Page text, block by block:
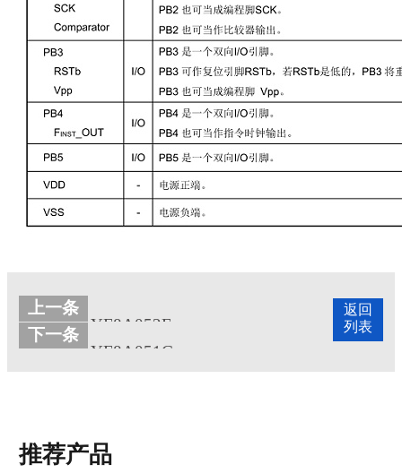
中断：WDT 中断。PB
入状态改变中断。外部
断输入。
返回
列表
上一条
YF8A052E
下一条
YF8A051G
推荐产品